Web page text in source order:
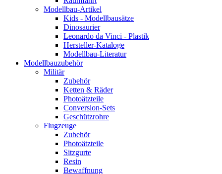
Modellbau-Artikel
Kids - Modellbausätze
Dinosaurier
Leonardo da Vinci - Plastik
Hersteller-Kataloge
Modellbau-Literatur
Modellbauzubehör
Militär
Zubehör
Ketten & Räder
Photoätzteile
Conversion-Sets
Geschützrohre
Flugzeuge
Zubehör
Photoätzteile
Sitzgurte
Resin
Bewaffnung